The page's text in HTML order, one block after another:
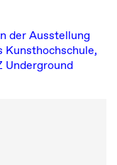
der Ausstellung
Kunsthochschule,
Underground